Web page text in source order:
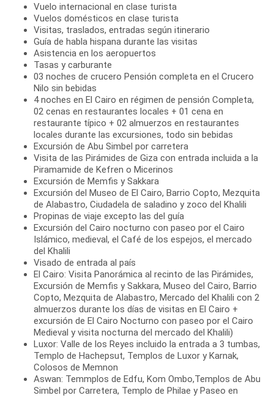
Vuelo internacional en clase turista
Vuelos domésticos en clase turista
Visitas, traslados, entradas según itinerario
Guía de habla hispana durante las visitas
Asistencia en los aeropuertos
Tasas y carburante
03 noches de crucero Pensión completa en el Crucero
Nilo sin bebidas
4 noches en El Cairo en régimen de pensión Completa,
02 cenas en restaurantes locales + 01 cena en
restaurante típico + 02 almuerzos en restaurantes
locales durante las excursiones, todo sin bebidas
Excursión de Abu Simbel por carretera
Visita de las Pirámides de Giza con entrada incluida a la
Piramamide de Kefren o Micerinos
Excursión de Memfis y Sakkara
Excursión del Museo de El Cairo, Barrio Copto, Mezquita
de Alabastro, Ciudadela de saladino y zoco del Khalili
Propinas de viaje excepto las del guía
Excursión del Cairo nocturno con paseo por el Cairo
Islámico, medieval, el Café de los espejos, el mercado
del Khalili
Visado de entrada al país
El Cairo: Visita Panorámica al recinto de las Pirámides,
Excursión de Memfis y Sakkara, Museo del Cairo, Barrio
Copto, Mezquita de Alabastro, Mercado del Khalili con 2
almuerzos durante los días de visitas en El Cairo +
excursión de El Cairo Nocturno con paseo por el Cairo
Medieval y visita nocturna del mercado del Khalili)
Luxor: Valle de los Reyes incluido la entrada a 3 tumbas,
Templo de Hachepsut, Templos de Luxor y Karnak,
Colosos de Memnon
Aswan: Temmplos de Edfu, Kom Ombo,Templos de Abu
Simbel por Carretera, Templo de Philae y Paseo en